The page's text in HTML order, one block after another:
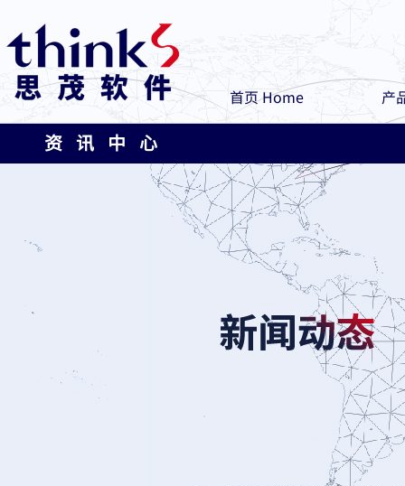
首页 Home 产
资 讯 中 心